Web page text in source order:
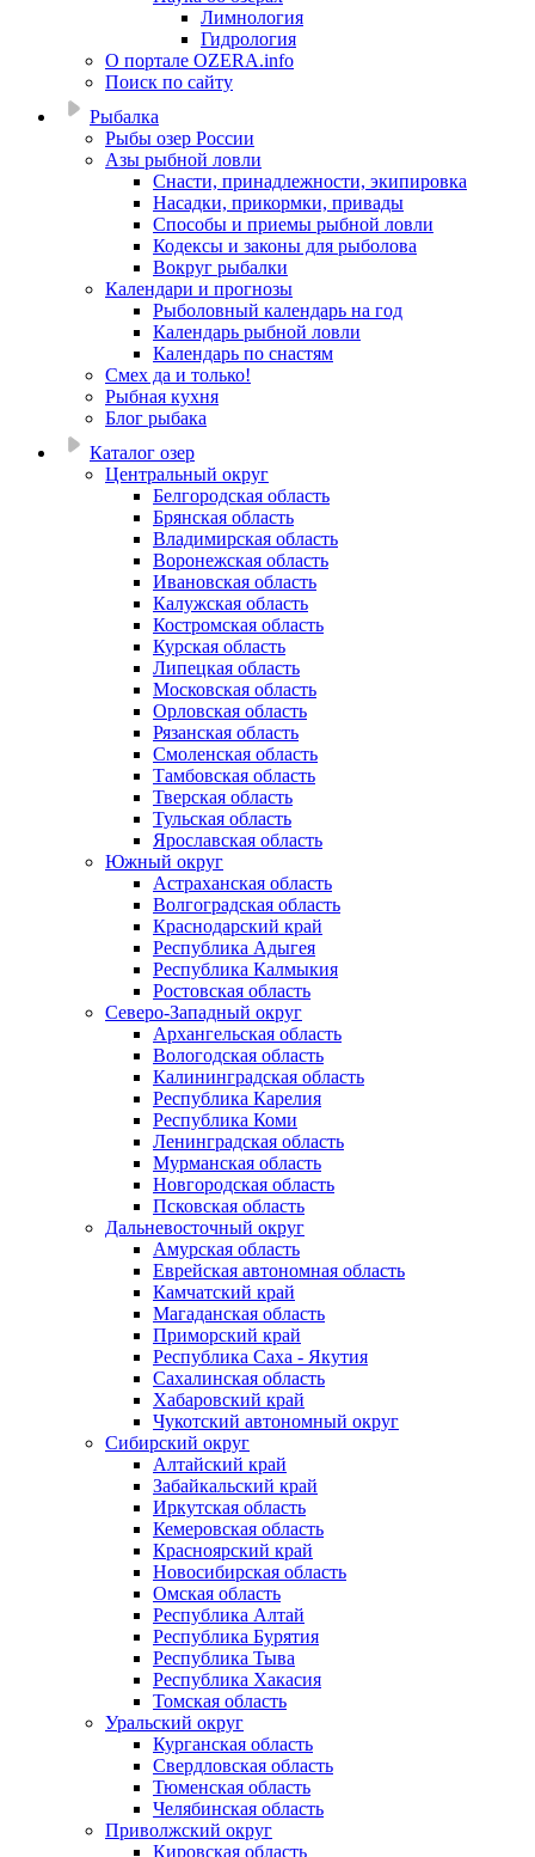
Лимнология
Гидрология
О портале OZERA.info
Поиск по сайту
Рыбалка
Рыбы озер России
Азы рыбной ловли
Снасти, принадлежности, экипировка
Насадки, прикормки, привады
Способы и приемы рыбной ловли
Кодексы и законы для рыболова
Вокруг рыбалки
Календари и прогнозы
Рыболовный календарь на год
Календарь рыбной ловли
Календарь по снастям
Смех да и только!
Рыбная кухня
Блог рыбака
Каталог озер
Центральный округ
Белгородская область
Брянская область
Владимирская область
Воронежская область
Ивановская область
Калужская область
Костромская область
Курская область
Липецкая область
Московская область
Орловская область
Рязанская область
Смоленская область
Тамбовская область
Тверская область
Тульская область
Ярославская область
Южный округ
Астраханская область
Волгоградская область
Краснодарский край
Республика Адыгея
Республика Калмыкия
Ростовская область
Северо-Западный округ
Архангельская область
Вологодская область
Калининградская область
Республика Карелия
Республика Коми
Ленинградская область
Мурманская область
Новгородская область
Псковская область
Дальневосточный округ
Амурская область
Еврейская автономная область
Камчатский край
Магаданская область
Приморский край
Республика Саха - Якутия
Сахалинская область
Хабаровский край
Чукотский автономный округ
Сибирский округ
Алтайский край
Забайкальский край
Иркутская область
Кемеровская область
Красноярский край
Новосибирская область
Омская область
Республика Алтай
Республика Бурятия
Республика Тыва
Республика Хакасия
Томская область
Уральский округ
Курганская область
Свердловская область
Тюменская область
Челябинская область
Приволжский округ
Кировская область